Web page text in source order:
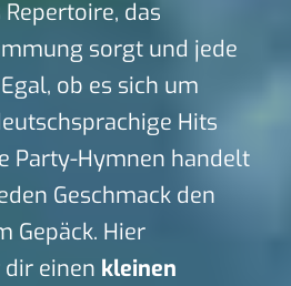
das
sorgt und jede
ob es sich um
Hits
Party-Hymnen handelt
Geschmack den
Gepäck. Hier
einen kleinen